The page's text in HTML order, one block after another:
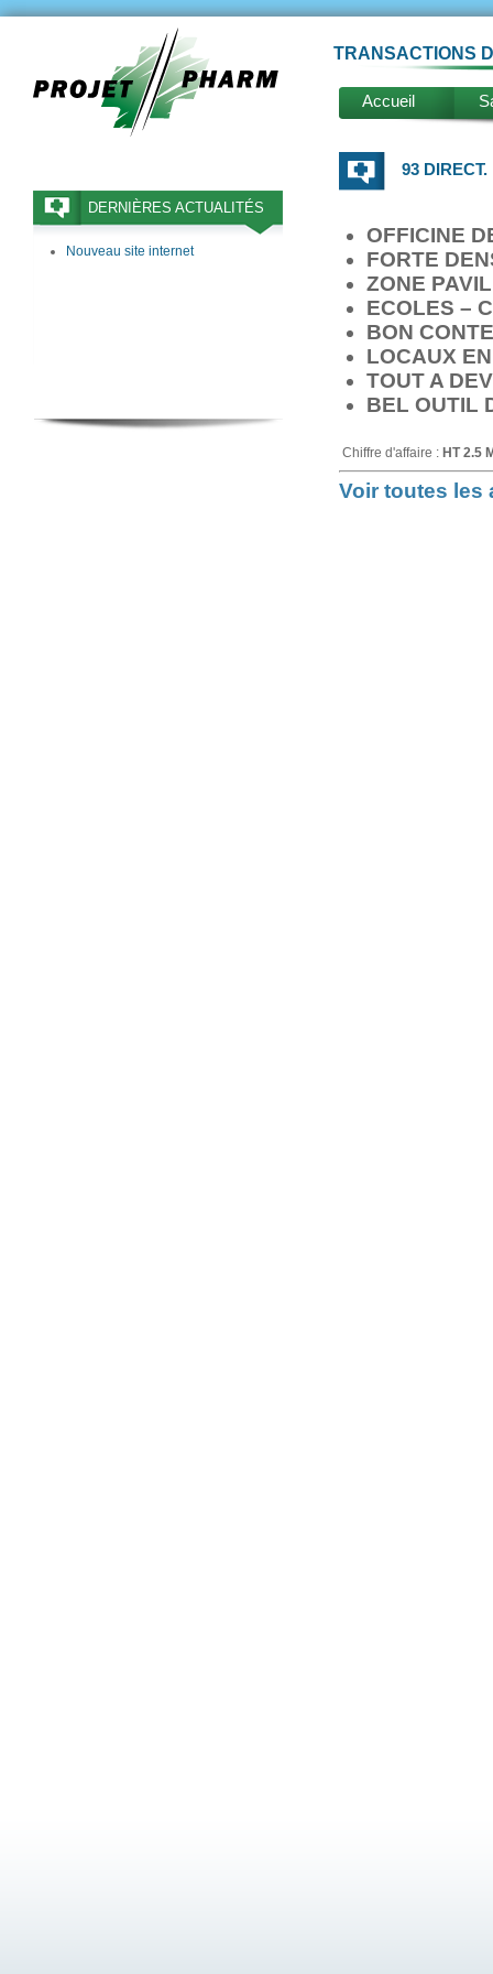
TRANSACTIONS
Accueil
DERNIÈRES ACTUALITÉS
Nouveau site internet
93
OFFICINE
FORTE
ZONE
ECOLES –
BON
LOCAUX
TOUT A
BEL OUTIL
Chiffre d'affaire : HT 2.5
Voir toutes les